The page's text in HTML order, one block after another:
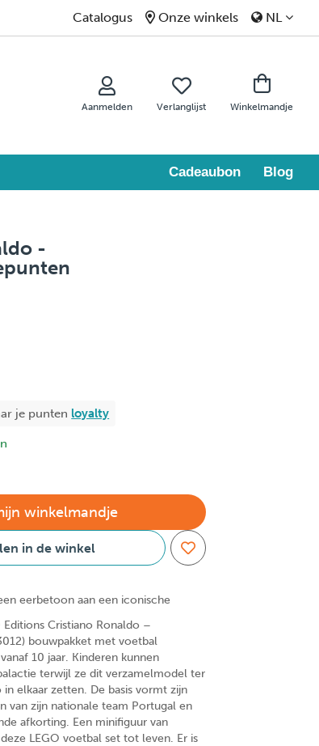
Catalogus Onze winkels NL
Aanmelden Verlanglijst Winkelmandje
Cadeaubon Blog
-
je punten loyalty
winkelmandje
in de winkel
eerbetoon aan een iconische
Cristiano Ronaldo –
bouwpakket met voetbal
10 jaar. Kinderen kunnen
terwijl ze dit verzamelmodel ter
elkaar zetten. De basis vormt zijn
van zijn nationale team Portugal en
afkorting. Een minifiguur van
LEGO voetbal set tot leven. Er is